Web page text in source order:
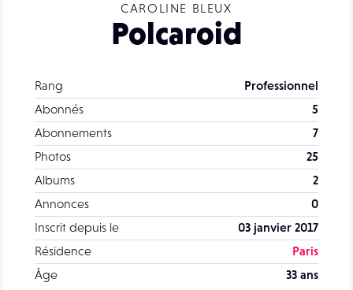
CAROLINE BLEUX
Polcaroid
Rang
Professionnel
Abonnés
5
Abonnements
7
Photos
25
Albums
2
Annonces
0
Inscrit depuis le
03 janvier 2017
Résidence
Paris
Âge
33 ans